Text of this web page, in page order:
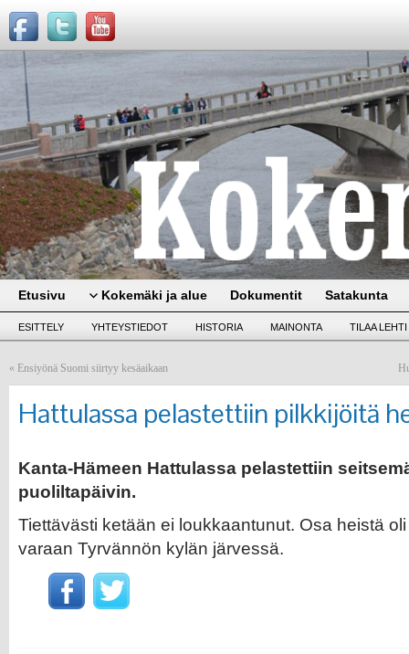
Etusivu Kokemäki ja alue Dokumentit Satakunta
ESITTELY YHTEYSTIEDOT HISTORIA MAINONTA TILAA LEHTI
« Ensiyönä Suomi siirtyy kesäaikaan
Hattulassa pelastettiin pilkkijöitä
Kanta-Hämeen Hattulassa pelastettiin
puoliltapäivin.
Tiettävästi ketään ei loukkaantunut. Osa heistä
varaan Tyrvännön kylän järvessä.